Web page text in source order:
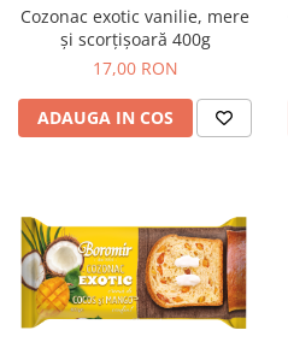
Cozo-Bun
Cozonac Cadou
Cozonac cu Unt
Cozonac Royal
Cozonac Mos Craciun
Cofetarie
Ciocolata
Salam de biscuiti
Fursecuri
Cozonac exotic vanilie, mere
și scorțișoară 400g
17,00 RON
ADAUGA IN COS